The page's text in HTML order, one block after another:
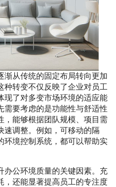
渐从传统的固定布局转向更加
种转变不仅反映了企业对员工
现了对多变市场环境的适应能
需要考虑的是功能性与舒适性
，能够根据团队规模、项目需
速调整。例如，可移动的隔
环境控制系统，都可以帮助实
办公环境质量的关键因素。充
，还能显著提高员工的专注度